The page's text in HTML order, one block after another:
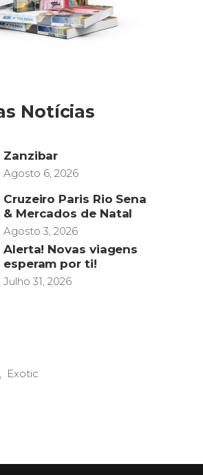
Notícias
Zanzibar
Agosto 6, 2026
Cruzeiro Paris Rio Sena
& Mercados de Natal
Agosto 3, 2026
Alerta! Novas viagens
esperam por ti!
Julho 31, 2026
Exotic